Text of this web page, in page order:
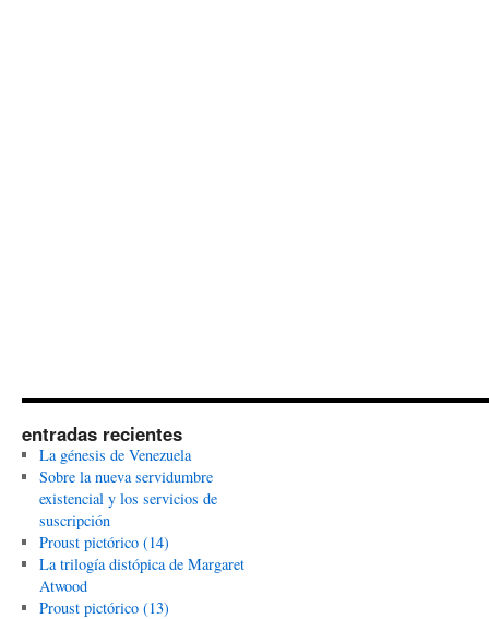
entradas recientes
La génesis de Venezuela
Sobre la nueva servidumbre
existencial y los servicios de
suscripción
Proust pictórico (14)
La trilogía distópica de Margaret
Atwood
Proust pictórico (13)